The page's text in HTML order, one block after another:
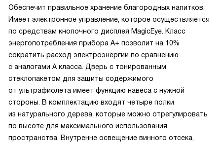
Обеспечит правильное хранение благородных напитков.
Имеет электронное управление, которое осуществляется
по средствам кнопочного дисплея MagicEye. Класс
энергопотребления прибора А+ позволит на 10%
сократить расход электроэнергии по сравнению
с аналогами А класса. Дверь с тонированным
стеклопакетом для защиты содержимого
от ультрафиолета имеет функцию навеса с нужной
стороны. В комплектацию входят четыре полки
из натурального дерева, которые можно отрегулировать
по высоте для максимального использования
пространства. Внутренне освещение винного отсека,